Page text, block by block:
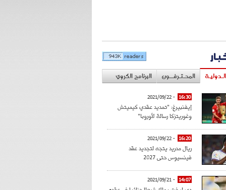
المحـتـرفــون البرنامج الكروي
16:30
- 2021/09/22
إيفنبيرغ: "تمديد عقدي كيميتش
وغوريتزكا رسالة لأوروبا"
16:20
- 2021/09/22
ريال مدريد يتجه لتجديد عقد
فينسيوس حتى 2027
14:07
- 2021/09/21